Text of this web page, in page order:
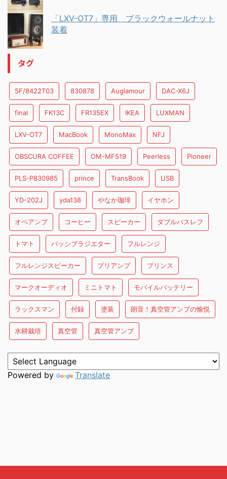
「LXV-OT7」専用 ブラックウォールナット
装着
タグ
5F/8422T03 830878 Auglamour DAC-X6J
final FK13C FR135EX IKEA LUXMAN
LXV-OT7 MacBook MonoMax NFJ
OBSCURA COFFEE OM-MF519 Peerless Pioneer
PLS-P830985 prince TransBook USB
YD-202J yda138 やなか珈琲 イヤホン
オペアンプ コーヒー スピーカー ダブルバスレフ
トマト パッシブラジエター フルレンジ
フルレンジスピーカー プリアンプ プリンス
マークオーディオ ミニトマト モバイルバッテリー
ラックスマン 付録 塗装 朗音！真空管アンプの愉悦
水耕栽培 真空管 真空管アンプ
Powered by Translate